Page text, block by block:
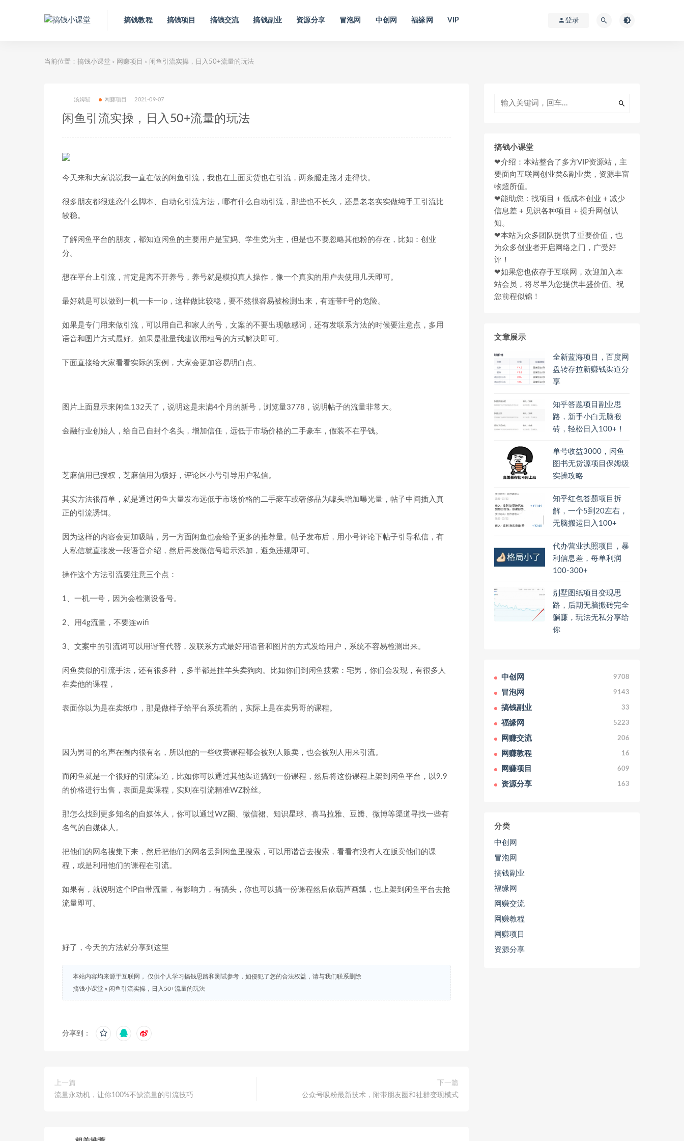
搞钱教程 搞钱项目 搞钱交流 搞钱副业 资源分享 冒泡网 中创网 福缘网 VIP 登录
当前位置： 搞钱小课堂 > 网赚项目 > 闲鱼引流实操，日入50+流量的玩法
汤姆猫 网赚项目 2021-09-07
闲鱼引流实操，日入50+流量的玩法
今天来和大家说说我一直在做的闲鱼引流，我也在上面卖货也在引流，两条腿走路才走得快。
很多朋友都很迷恋什么脚本、自动化引流方法，哪有什么自动引流，那些也不长久，还是老老实实做纯手工引流比
较稳。
了解闲鱼平台的朋友，都知道闲鱼的主要用户是宝妈、学生党为主，但是也不要忽略其他粉的存在，比如：创业
分。
想在平台上引流，肯定是离不开养号，养号就是模拟真人操作，像一个真实的用户去使用几天即可。
最好就是可以做到一机一卡一ip，这样做比较稳，要不然很容易被检测出来，有连带F号的危险。
如果是专门用来做引流，可以用自己和家人的号，文案的不要出现敏感词，还有发联系方法的时候要注意点，多用
语音和图片方式最好。如果是批量我建议用租号的方式解决即可。
下面直接给大家看看实际的案例，大家会更加容易明白点。
图片上面显示来闲鱼132天了，说明这是未满4个月的新号，浏览量3778，说明帖子的流量非常大。
金融行业创始人，给自己自封个名头，增加信任，远低于市场价格的二手豪车，假装不在乎钱。
芝麻信用已授权，芝麻信用为极好，评论区小号引导用户私信。
其实方法很简单，就是通过闲鱼大量发布远低于市场价格的二手豪车或奢侈品为噱头增加曝光量，帖子中间插入真
正的引流诱饵。
因为这样的内容会更加吸睛，另一方面闲鱼也会给予更多的推荐量。帖子发布后，用小号评论下帖子引导私信，有
人私信就直接发一段语音介绍，然后再发微信号暗示添加，避免违规即可。
操作这个方法引流要注意三个点：
1、一机一号，因为会检测设备号。
2、用4g流量，不要连wifi
3、文案中的引流词可以用谐音代替，发联系方式最好用语音和图片的方式发给用户，系统不容易检测出来。
闲鱼类似的引流手法，还有很多种 ，多半都是挂羊头卖狗肉。比如你们到闲鱼搜索：宅男，你们会发现，有很多人
在卖他的课程，
表面你以为是在卖纸巾，那是做样子给平台系统看的，实际上是在卖男哥的课程。
因为男哥的名声在圈内很有名，所以他的一些收费课程都会被别人贩卖，也会被别人用来引流。
而闲鱼就是一个很好的引流渠道，比如你可以通过其他渠道搞到一份课程，然后将这份课程上架到闲鱼平台，以9.9
的价格进行出售，表面是卖课程，实则在引流精准WZ粉丝。
那怎么找到更多知名的自媒体人，你可以通过WZ圈、微信裙、知识星球、喜马拉雅、豆瓣、微博等渠道寻找一些有
名气的自媒体人。
把他们的网名搜集下来，然后把他们的网名丢到闲鱼里搜索，可以用谐音去搜索，看看有没有人在贩卖他们的课
程，或是利用他们的课程在引流。
如果有，就说明这个IP自带流量，有影响力，有搞头，你也可以搞一份课程然后依葫芦画瓢，也上架到闲鱼平台去抢
流量即可。
好了，今天的方法就分享到这里
本站内容均来源于互联网， 仅供个人学习搞钱思路和测试参考，如侵犯了您的合法权益，请与我们联系删除
搞钱小课堂 » 闲鱼引流实操，日入50+流量的玩法
分享到：
上一篇
流量永动机，让你100%不缺流量的引流技巧
下一篇
公众号吸粉最新技术，附带朋友圈和社群变现模式
搞钱小课堂
❤介绍：本站整合了多方VIP资源站，主
要面向互联网创业类&副业类，资源丰富
物超所值。
❤能助您：找项目 + 低成本创业 + 减少
信息差 + 见识各种项目 + 提升网创认
知。
❤本站为众多团队提供了重要价值，也
为众多创业者开启网络之门，广受好
评！
❤如果您也依存于互联网，欢迎加入本
站会员，将尽早为您提供丰盛价值。祝
您前程似锦！
文章展示
全新蓝海项目，百度网
盘转存拉新赚钱渠道分
享
知乎答题项目副业思
路，新手小白无脑搬
砖，轻松日入100+！
单号收益3000，闲鱼
图书无货源项目保姆级
实操攻略
知乎红包答题项目拆
解，一个5到20左右，
无脑搬运日入100+
代办营业执照项目，暴
利信息差，每单利润
100-300+
别墅图纸项目变现思
路，后期无脑搬砖完全
躺赚，玩法无私分享给
你
中创网 9708
冒泡网 9143
搞钱副业 33
福缘网 5223
网赚交流 206
网赚教程 16
网赚项目 609
资源分享 163
分类
中创网
冒泡网
搞钱副业
福缘网
网赚交流
网赚教程
网赚项目
资源分享